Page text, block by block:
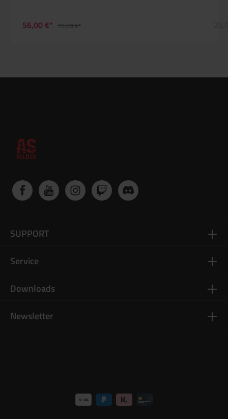
56,00 €* 70,00 €*
Newsletter
SUPPORT
Service
Downloads